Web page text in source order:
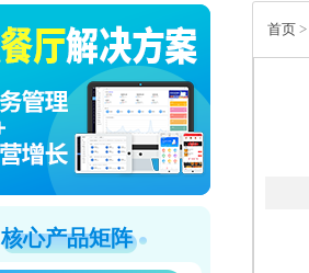
核心产品矩阵
首页 >